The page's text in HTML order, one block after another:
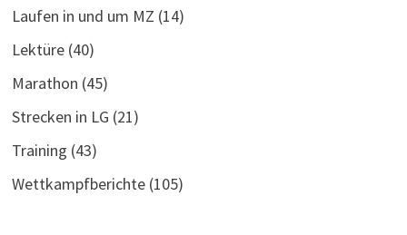
Laufen in und um MZ (14)
Lektüre(40)
Marathon (45)
Strecken in LG (21)
Training (43)
Wettkampfberichte(105)